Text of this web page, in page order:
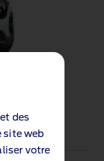
des
site web
votre